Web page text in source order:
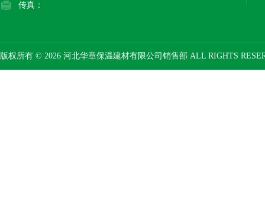
传真：
版权所有 © 2026 河北华章保温建材有限公司销售部 ALL RIGHTS